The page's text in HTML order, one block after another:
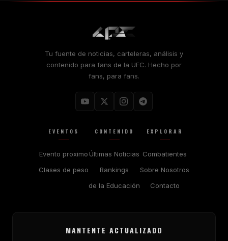
Tu fuente de noticias, carteleras, análisis y
contenido para fans de la UFC. Hecho por
fans, para fans.
EVENTOS
Evento proximo
Clases de peso
CONTENIDO
Últimas Noticias
Rankings
de la Educación
EXPLORAR
Combatientes
Sobre Nosotros
Contacto
MANTENTE ACTUALIZADO